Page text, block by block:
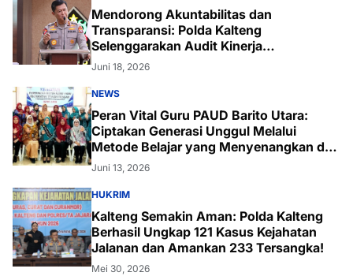
Mendorong Akuntabilitas dan
Transparansi: Polda Kalteng
Selenggarakan Audit Kinerja
Komprehensif Bersama Itwasum Polri
Juni 18, 2026
NEWS
Peran Vital Guru PAUD Barito Utara:
Ciptakan Generasi Unggul Melalui
Metode Belajar yang Menyenangkan dan
Inovatif
Juni 13, 2026
HUKRIM
Kalteng Semakin Aman: Polda Kalteng
Berhasil Ungkap 121 Kasus Kejahatan
Jalanan dan Amankan 233 Tersangka!
Mei 30, 2026